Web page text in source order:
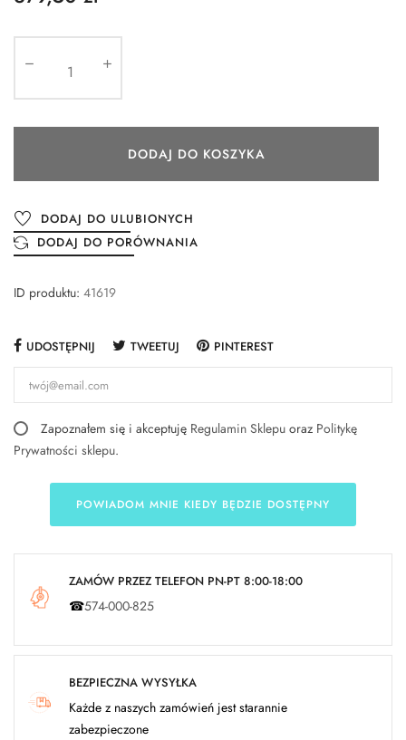
DODAJ DO KOSZYKA
DODAJ DO ULUBIONYCH
DODAJ DO PORÓWNANIA
ID produktu: 41619
UDOSTĘPNIJ TWEETUJ PINTEREST
Zapoznałem się i akceptuję Regulamin Sklepu oraz Politykę
Prywatności sklepu.
POWIADOM MNIE KIEDY BĘDZIE DOSTĘPNY
ZAMÓW PRZEZ TELEFON PN-PT 8:00-18:00
☎574-000-825
BEZPIECZNA WYSYŁKA
Każde z naszych zamówień jest starannie
zabezpieczone